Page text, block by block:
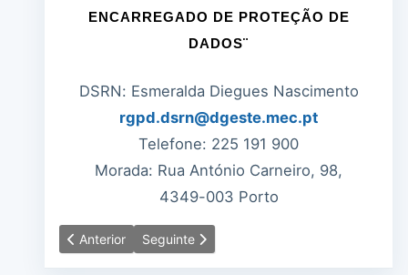
ENCARREGADO DE PROTEÇÃO DE
DADOS¨
DSRN: Esmeralda Diegues Nascimento
rgpd.dsrn@dgeste.mec.pt
Telefone: 225 191 900
Morada: Rua António Carneiro, 98,
4349-003 Porto
Artigo anterior: Abertura de Procedimentos de Seleção
Anterior Artigo seguinte: Informação -Suspensão
Seguinte